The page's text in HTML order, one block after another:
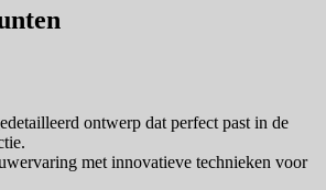
ontwerp dat perfect past in de
met innovatieve technieken voor